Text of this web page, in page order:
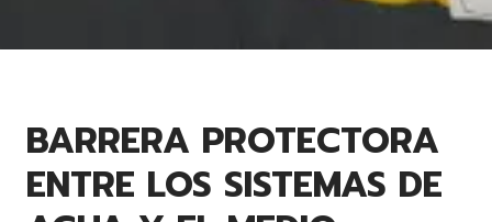
BARRERA PROTECTORA
ENTRE LOS SISTEMAS DE